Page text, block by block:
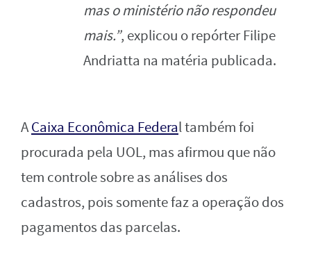
mas o ministério não respondeu
mais.”, explicou o repórter Filipe
Andriatta na matéria publicada.
ACaixa Econômica Federal também foi
procurada pela UOL, mas afirmou que não
tem controle sobre as análises dos
cadastros, pois somente faz a operação dos
pagamentos das parcelas.